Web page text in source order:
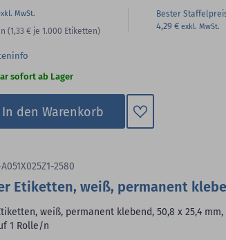
(1,33 € je 1.000 Etiketten)
Bester
4,29 €
sofort ab Lager
In den Warenkorb
Zum
2580
Etiketten, weiß, permanent
weiß, permanent klebend, 50,8 x 25,4 mm,
1 Rolle/n